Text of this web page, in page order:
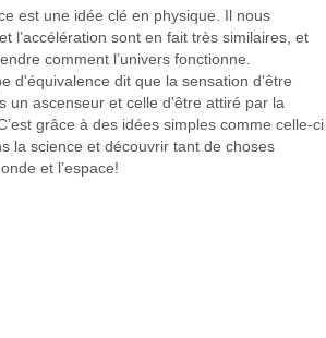
est une idée clé en physique. Il nous
l’accélération sont en fait très similaires, et
comment l’univers fonctionne.
d'équivalence dit que la sensation d'être
un ascenseur et celle d'être attiré par la
grâce à des idées simples comme celle-ci
la science et découvrir tant de choses
et l’espace!